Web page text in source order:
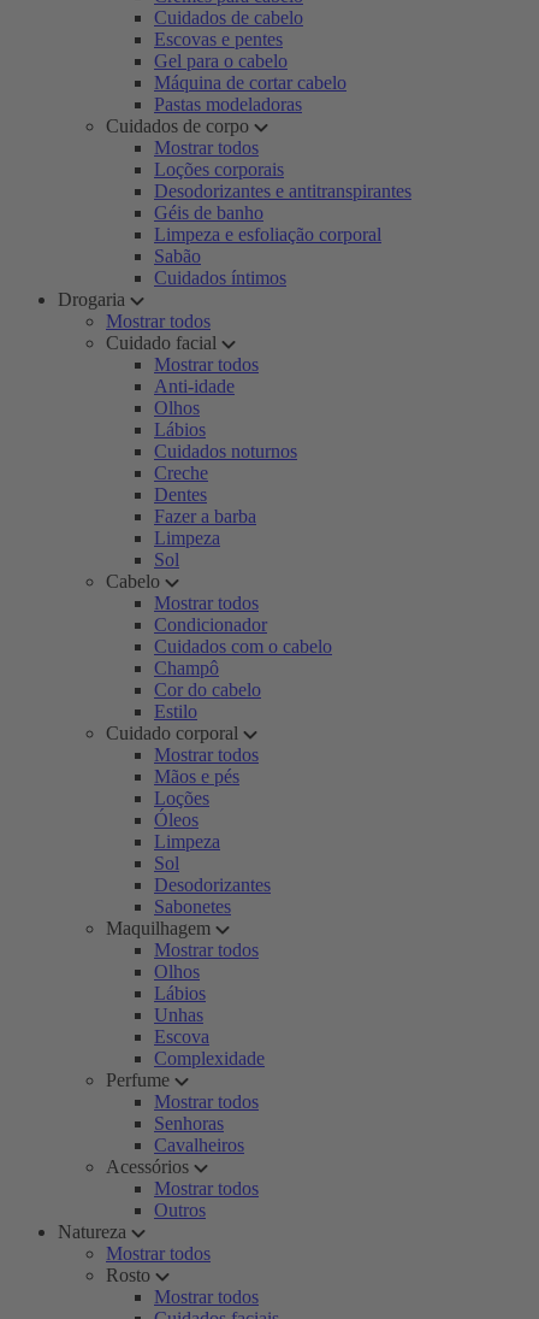
Cuidados de cabelo
Escovas e pentes
Gel para o cabelo
Máquina de cortar cabelo
Pastas modeladoras
Cuidados de corpo
Mostrar todos
Loções corporais
Desodorizantes e antitranspirantes
Géis de banho
Limpeza e esfoliação corporal
Sabão
Cuidados íntimos
Drogaria
Mostrar todos
Cuidado facial
Mostrar todos
Anti-idade
Olhos
Lábios
Cuidados noturnos
Creche
Dentes
Fazer a barba
Limpeza
Sol
Cabelo
Mostrar todos
Condicionador
Cuidados com o cabelo
Champô
Cor do cabelo
Estilo
Cuidado corporal
Mostrar todos
Mãos e pés
Loções
Óleos
Limpeza
Sol
Desodorizantes
Sabonetes
Maquilhagem
Mostrar todos
Olhos
Lábios
Unhas
Escova
Complexidade
Perfume
Mostrar todos
Senhoras
Cavalheiros
Acessórios
Mostrar todos
Outros
Natureza
Mostrar todos
Rosto
Mostrar todos